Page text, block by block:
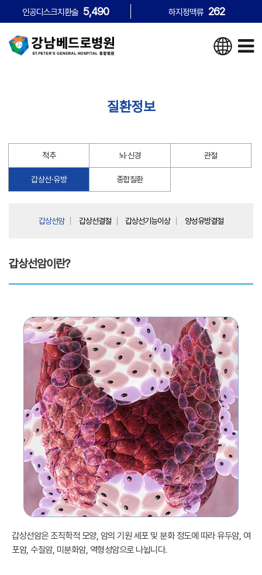
인공디스크치환술 5,490 하지정맥류 262
질환정보
척추 뇌·신경 관절
갑상선·유방 종합질환
갑상선암 갑상선결절 갑상선기능이상 양성유방결절
갑상선암이란?
갑상선암은 조직학적 모양, 암의 기원 세포 및 분화 정도에 따라 유두암, 여
포암, 수질암, 미분화암, 역형성암으로 나뉩니다.